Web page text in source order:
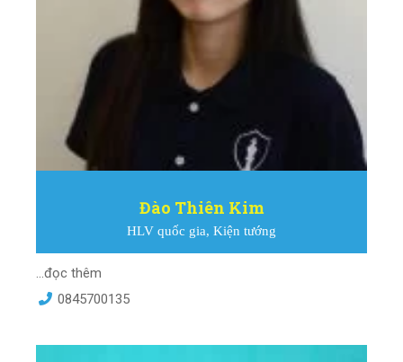
Đào Thiên Kim
HLV quốc gia, Kiện tướng
...đọc thêm
0845700135